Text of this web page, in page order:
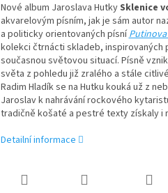
Nové album Jaroslava HutkySklenice
akvarelovým písním, jak je sám autor
a politicky orientovaných písní
kolekci čtrnácti skladeb, inspirovaných
současnou světovou situací. Písně
světa z pohledu již zralého a stále
Radim Hladík se na Hutku kouká už z
Jaroslav k nahrávání rockového
tradičně košaté a pestré texty získaly i
Detailní informace